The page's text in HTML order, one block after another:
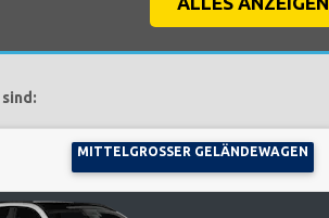
MITTELGROSSER GELÄNDEWAGEN